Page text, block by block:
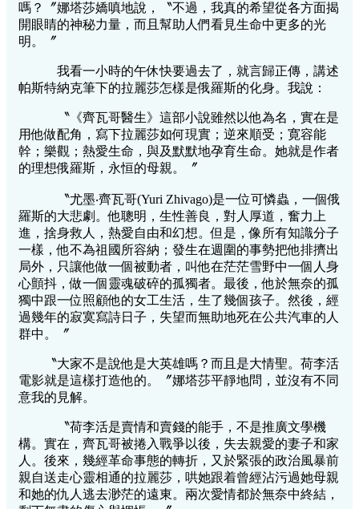
嗎？〞娜塔莎嬌嗔地說，〝不過，我真的希望從各方面揭
開眼睛的神秘力量，而且幫助人們看見生命中更多的光
明。〞
我看一小時的午休快要過去了，就言歸正傳，講述
帕斯特納克筆下的拉麗莎怎樣是俄羅斯的化身。我說：
〝《齊瓦哥醫生》這部小說雖然以他為名，實在是
用他做配角，寫下拉麗莎如何現實；逆來順受；寛容能
幹；樂觀；熱愛生命，與及默默地孕育生命。她就是作者
的理想俄羅斯，永恒的母親。〞
〝尤墨‧齊瓦哥(Yuri Zhivago)是一位可憐蟲，一個俄
羅斯的大悲劇。他聰明，生性善良，對人厚道，奮力上
進，捨身救人，熱愛自由和幻想。但是，像所有知識分子
一樣，他不為祖國所容納；發生在週圍的事勢把他排擠出
局外，只讓他做一個被動者，叫他在茫茫雪野中一個人身
心顫抖，做一個靈魂破碎的孤獨者。最後，他於無奈的孤
獨中跟一位照顧他的女工生活，生了幾個孩子。然後，經
過幾年的寂寞寫詩日子，失望而無助地死在公共汽車的人
群中。〞
〝大家不是說他是大英雄嗎？而且是大情聖。荷李活
電影就是這樣打造他的。〞娜塔莎平靜地問，並沒有不同
意我的見解。
〝荷李活是賣情和賣錢的能手，不是推廣文學機
構。實在，齊瓦哥被捲入戰爭以後，失去親愛的妻子和家
人。後來，幾經革命事態的轉折，又於緊張的政治風暴前
親自送走心靈相通的拉麗莎，哄她跟着曾經沾污過她母親
和她的仇人逃去渺茫的遠東。兩次愛情都於無奈中終結，